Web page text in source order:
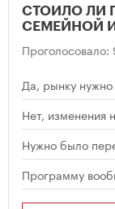
СТОИЛО ЛИ
СЕМЕЙНОЙ
Проголосовало:
Да, рынку
Нет, изменения
Нужно было
Программу